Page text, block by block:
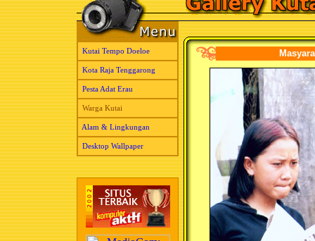
Kutai Tempo Doeloe
Kota Raja Tenggarong
Pesta Adat Erau
Warga Kutai
Alam & Lingkungan
Desktop Wallpaper